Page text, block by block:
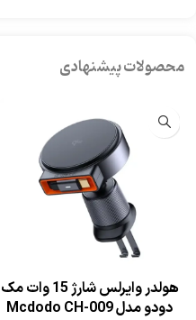
محصولات پیشنهادی
هولدر وایرلس شارژ 15 وات مک
دودو مدل Mcdodo CH-009